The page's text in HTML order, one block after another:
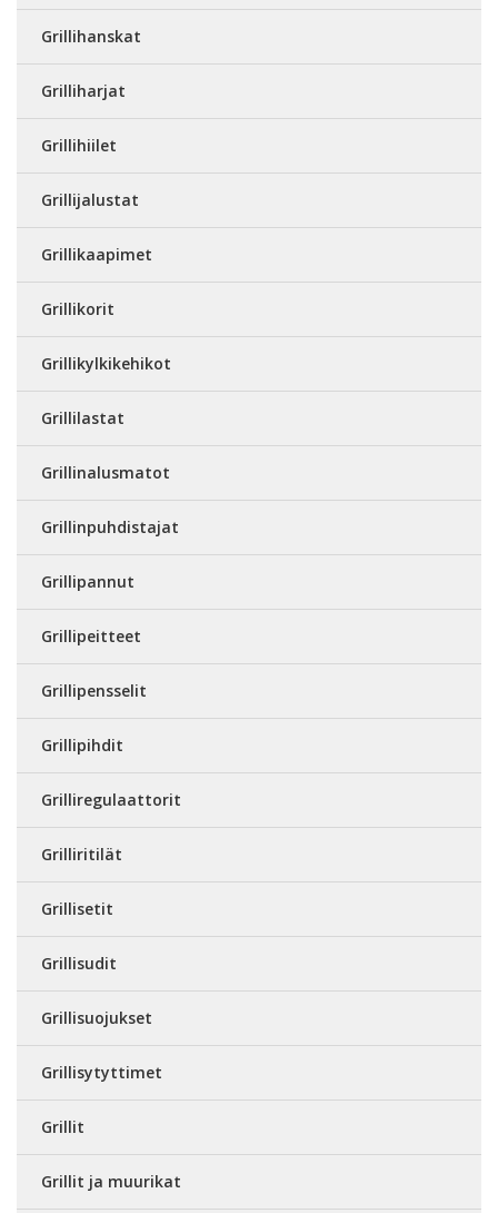
Grillihanskat
Grilliharjat
Grillihiilet
Grillijalustat
Grillikaapimet
Grillikorit
Grillikylkikehikot
Grillilastat
Grillinalusmatot
Grillinpuhdistajat
Grillipannut
Grillipeitteet
Grillipensselit
Grillipihdit
Grilliregulaattorit
Grilliritilät
Grillisetit
Grillisudit
Grillisuojukset
Grillisytyttimet
Grillit
Grillit ja muurikat